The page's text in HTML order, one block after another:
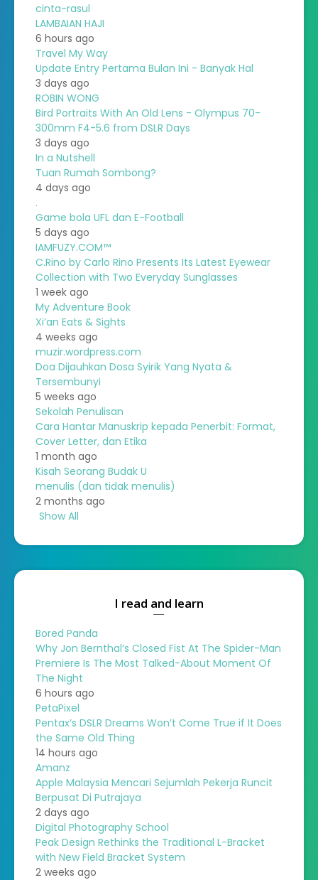
cinta-rasul
LAMBAIAN HAJI
6 hours ago
Travel My Way
Update Entry Pertama Bulan Ini - Banyak Hal
3 days ago
ROBIN WONG
Bird Portraits With An Old Lens - Olympus 70-
300mm F4-5.6 from DSLR Days
3 days ago
In a Nutshell
Tuan Rumah Sombong?
4 days ago
.
Game bola UFL dan E-Football
5 days ago
IAMFUZY.COM™
C.Rino by Carlo Rino Presents Its Latest Eyewear
Collection with Two Everyday Sunglasses
1 week ago
My Adventure Book
Xi’an Eats & Sights
4 weeks ago
muzir.wordpress.com
Doa Dijauhkan Dosa Syirik Yang Nyata &
Tersembunyi
5 weeks ago
Sekolah Penulisan
Cara Hantar Manuskrip kepada Penerbit: Format,
Cover Letter, dan Etika
1 month ago
Kisah Seorang Budak U
menulis (dan tidak menulis)
2 months ago
Show All
I read and learn
Bored Panda
Why Jon Bernthal’s Closed Fist At The Spider-Man
Premiere Is The Most Talked-About Moment Of
The Night
6 hours ago
PetaPixel
Pentax’s DSLR Dreams Won’t Come True if It Does
the Same Old Thing
14 hours ago
Amanz
Apple Malaysia Mencari Sejumlah Pekerja Runcit
Berpusat Di Putrajaya
2 days ago
Digital Photography School
Peak Design Rethinks the Traditional L-Bracket
with New Field Bracket System
2 weeks ago